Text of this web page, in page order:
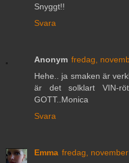
Snyggt!!
Svara
Anonym fredag,
Hehe.. ja smaken är
är det solklart VIN-
GOTT..Monica
Svara
Emma fredag,